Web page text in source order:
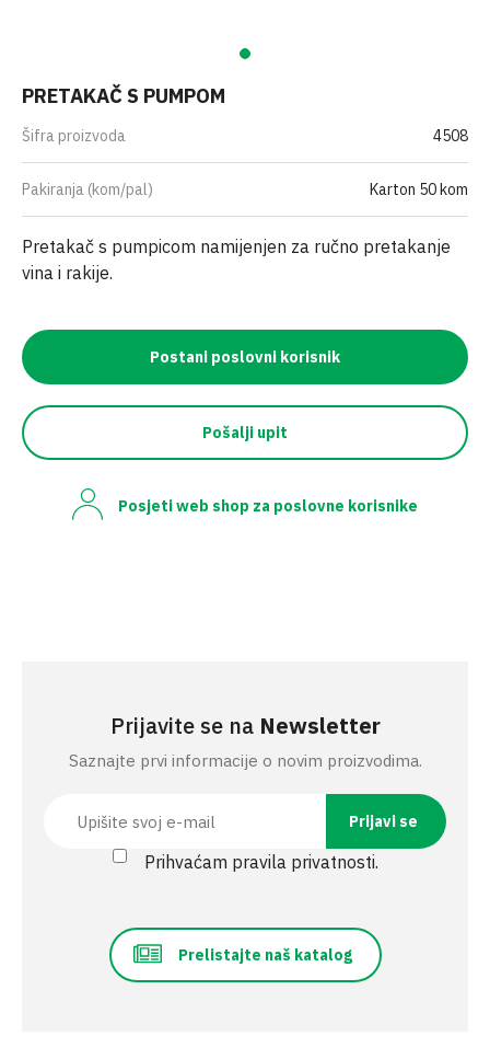
PRETAKAČ S PUMPOM
Šifra proizvoda 4508
Pakiranja (kom/pal) Karton 50 kom
Pretakač s pumpicom namijenjen za ručno pretakanje
vina i rakije.
Postani poslovni korisnik
Pošalji upit
Posjeti web shop za poslovne korisnike
Prijavite se na Newsletter
Saznajte prvi informacije o novim proizvodima.
Prihvaćam pravila privatnosti.
Prelistajte naš katalog